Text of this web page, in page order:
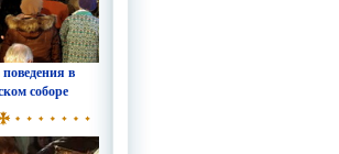
в
соборе